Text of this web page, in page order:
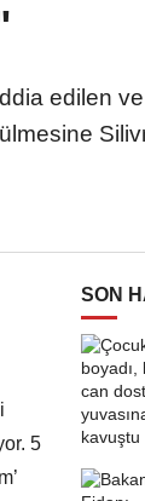
edilen
5
SON